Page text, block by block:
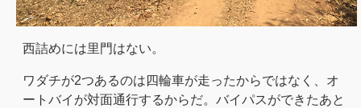
西詰めには里門はない。
ワダチが2つあるのは四輪車が走ったからではなく、オ
ートバイが対面通行するからだ。バイパスができたあと